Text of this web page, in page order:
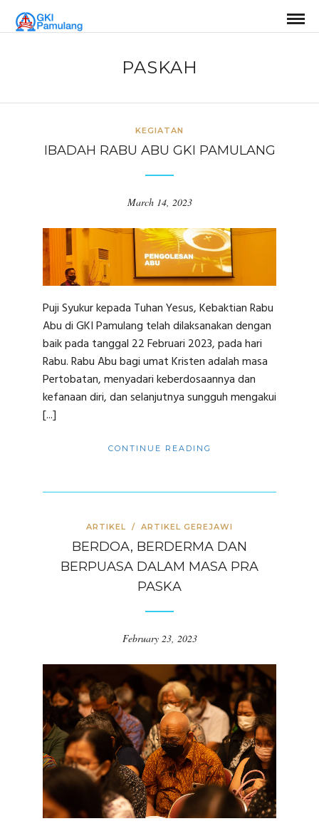
PASKAH
KEGIATAN
IBADAH RABU ABU GKI PAMULANG
March 14, 2023
Puji Syukur kepada Tuhan Yesus, Kebaktian Rabu
Abu di GKI Pamulang telah dilaksanakan dengan
baik pada tanggal 22 Februari 2023, pada hari
Rabu. Rabu Abu bagi umat Kristen adalah masa
Pertobatan, menyadari keberdosaannya dan
kefanaan diri, dan selanjutnya sungguh mengakui
[...]
CONTINUE READING
ARTIKEL / ARTIKEL GEREJAWI
BERDOA, BERDERMA DAN
BERPUASA DALAM MASA PRA
PASKA
February 23, 2023